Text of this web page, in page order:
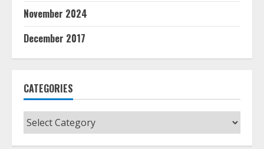
November 2024
December 2017
CATEGORIES
Categories